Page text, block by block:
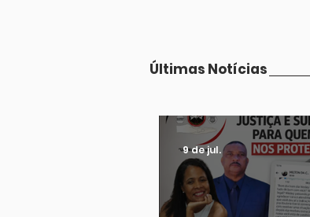
Últimas Notícias
9 de jul.